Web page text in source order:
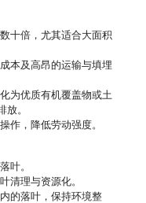
十倍，尤其适合大面积
本及高昂的运输与填埋
为优质有机覆盖物或土
。
作，降低劳动强度。
叶。
清理与资源化。
的落叶，保持环境整